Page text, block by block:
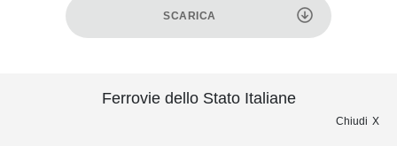
SCARICA
Ferrovie dello Stato Italiane
Chiudi